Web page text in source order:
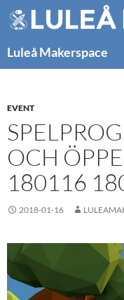
Hoppa
till
Luleå Makerspace
EVENT
OCH
180116
2018-01-16